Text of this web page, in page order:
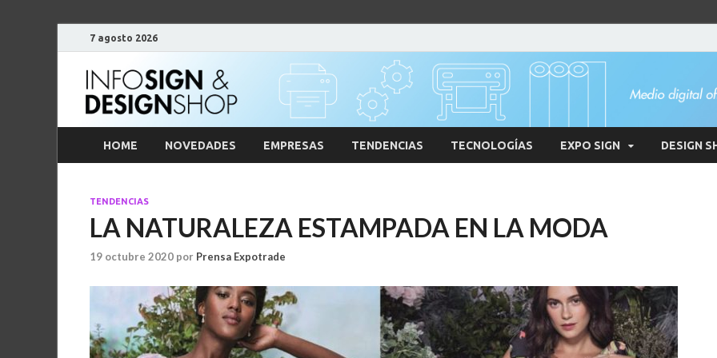
7 agosto 2026
HOME NOVEDADES EMPRESAS TENDENCIAS TECNOLOGÍAS EXPO SIGN DESIGN
TENDENCIAS
LA NATURALEZA ESTAMPADA EN LA MODA
19 octubre 2020 por Prensa Expotrade